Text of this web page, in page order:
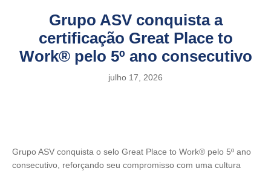
Grupo ASV conquista a
certificação Great Place to
Work® pelo 5º ano consecutivo
julho 17, 2026
Grupo ASV conquista o selo Great Place to Work® pelo 5º ano
consecutivo, reforçando seu compromisso com uma cultura